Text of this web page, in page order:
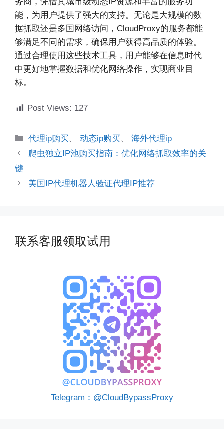
能，为用户提供了强大的支持。无论是大规模的数
据抓取还是多国网络访问，CloudProxy的服务都能
够满足不同的需求，确保用户获得高品质的体验。
通过合理使用这些技术工具，用户能够在信息时代
中更好地掌握数据和优化网络操作，实现商业目
标。
Post Views: 127
分
类
代理ip购买、动态ip购买、海外代理ip
爬虫独立IP池购买指南：优化网络抓取效率的关
键
美国IP代理机器人验证代理IP推荐
联系客服领取试用
Telegram：@CloudBypassProxy